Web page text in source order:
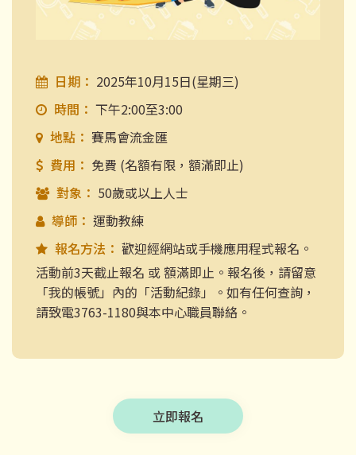
日期： 2025年10月15日(星期三)
時間： 下午2:00至3:00
地點： 賽馬會流金匯
費用： 免費 (名額有限，額滿即止)
對象： 50歲或以上人士
導師： 運動教練
報名方法： 歡迎經網站或手機應用程式報名。
活動前3天截止報名 或 額滿即止。報名後，請留意
「我的帳號」內的「活動紀錄」。如有任何查詢，
請致電3763-1180與本中心職員聯絡。
立即報名